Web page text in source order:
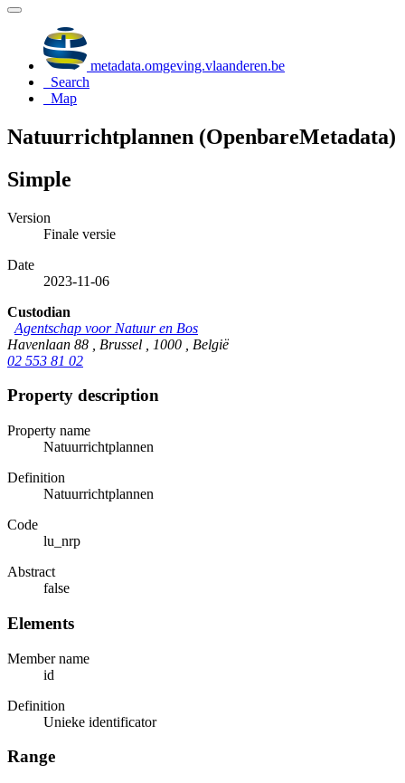
metadata.omgeving.vlaanderen.be
Search
Map
Natuurrichtplannen (OpenbareMetadata)
Simple
Version
Finale versie
Date
2023-11-06
Custodian
Agentschap voor Natuur en Bos
Havenlaan 88 , Brussel , 1000 , België
02 553 81 02
Property description
Property name
Natuurrichtplannen
Definition
Natuurrichtplannen
Code
lu_nrp
Abstract
false
Elements
Member name
id
Definition
Unieke identificator
Range